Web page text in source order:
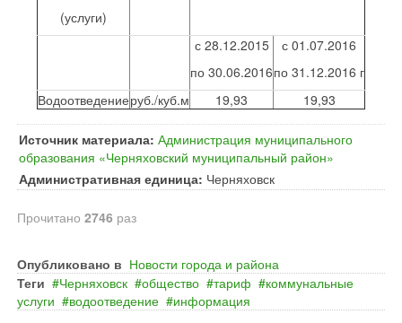
(услуги)
с 28.12.2015
по 30.06.2016
с 01.07.2016
по 31.12.2016 г
Водоотведениеруб./куб.м 19,93 19,93
Источник материала: Администрация муниципального
образования «Черняховский муниципальный район»
Административная единица: Черняховск
Прочитано 2746 раз
Опубликовано в Новости города и района
Теги
Черняховск общество тариф
коммунальные
услуги
водоотведение информация